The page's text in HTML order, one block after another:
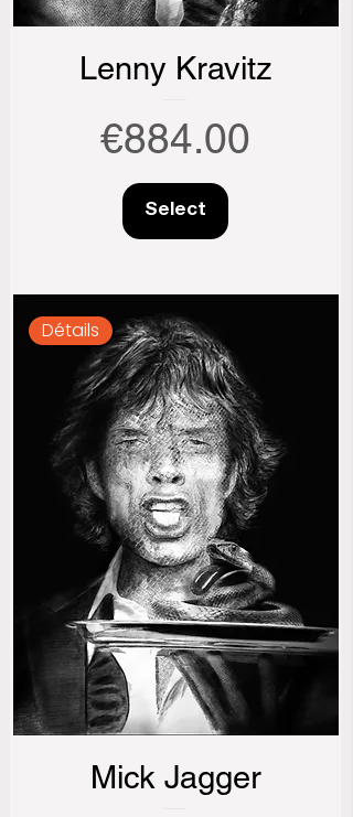
Lenny Kravitz
Price
€884.00
Select
Détails
Mick Jagger